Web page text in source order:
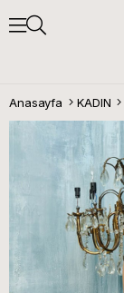
Anasayfa KADIN